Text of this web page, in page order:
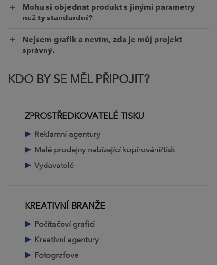
Mohu si objednat produkt s jinými parametry
než ty standardní?
Nejsem grafik a nevím, zda je můj projekt
správný.
KDO BY SE MĚL PŘIPOJIT?
ZPROSTŘEDKOVATELÉ TISKU
Reklamní agentury
Malé prodejny nabízející kopírování/tisk
Vydavatelé
KREATIVNÍ BRANŽE
Počítačoví grafici
Kreativní agentury
Fotografové